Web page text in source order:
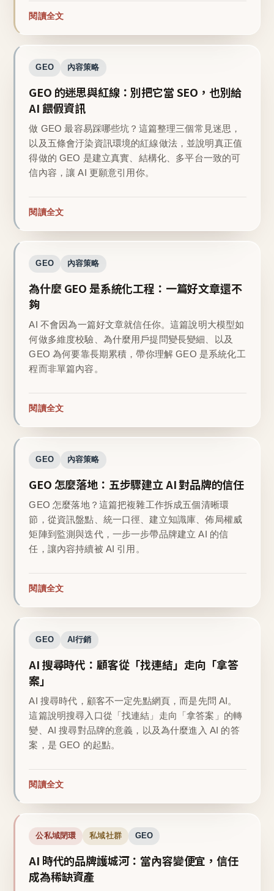
閱讀全文
GEO 內容策略
GEO 的迷思與紅線：別把它當 SEO，也別給
AI 餵假資訊
做 GEO 最容易踩哪些坑？這篇整理三個常見迷思，
以及五條會汙染資訊環境的紅線做法，並說明真正值
得做的 GEO 是建立真實、結構化、多平台一致的可
信內容，讓 AI 更願意引用你。
閱讀全文
GEO 內容策略
為什麼 GEO 是系統化工程：一篇好文章還不
夠
AI 不會因為一篇好文章就信任你。這篇說明大模型如
何做多維度校驗、為什麼用戶提問變長變細、以及
GEO 為何要靠長期累積，帶你理解 GEO 是系統化工
程而非單篇內容。
閱讀全文
GEO 內容策略
GEO 怎麼落地：五步驟建立 AI 對品牌的信任
GEO 怎麼落地？這篇把複雜工作拆成五個清晰環
節，從資訊盤點、統一口徑、建立知識庫、佈局權威
矩陣到監測與迭代，一步一步帶品牌建立 AI 的信
任，讓內容持續被 AI 引用。
閱讀全文
GEO AI行銷
AI 搜尋時代：顧客從「找連結」走向「拿答
案」
AI 搜尋時代，顧客不一定先點網頁，而是先問 AI。
這篇說明搜尋入口從「找連結」走向「拿答案」的轉
變、AI 搜尋對品牌的意義，以及為什麼進入 AI 的答
案，是 GEO 的起點。
閱讀全文
公私域閉環 私域社群 GEO
AI 時代的品牌護城河：當內容變便宜，信任
成為稀缺資產